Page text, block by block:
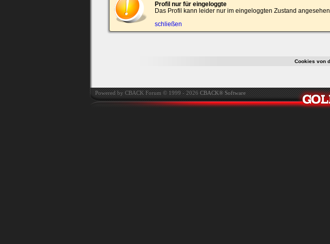
Bei jedem Besuch
automatisch einloggen.
Profil nur für eingeloggte
Das Profil kann leider nur im eingeloggten Zustand
schließen
Cookies von
Powered by CBACK Forum © 1999 - 2026CBACK® Software